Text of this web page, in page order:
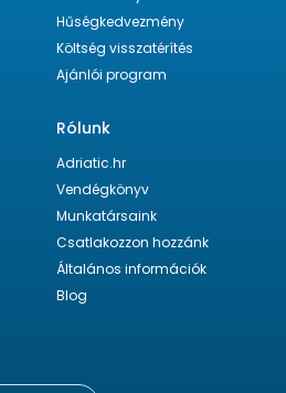
Hűségkedvezmény
Költség visszatérítés
Ajánlói program
Rólunk
Adriatic.hr
Vendégkönyv
Munkatársaink
Csatlakozzon hozzánk
Általános információk
Blog